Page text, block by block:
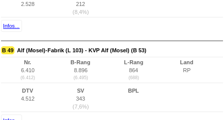
2.528
212
(8,4%)
Infos...
B 49 Alf (Mosel)-Fabrik (L 103) - KVP Alf (Mosel) (B 53)
Nr.
6.410
(6.412)
B-Rang
8.896
(6.495)
L-Rang
864
(688)
Land
RP
DTV
4.512
SV
343
(7,6%)
BPL